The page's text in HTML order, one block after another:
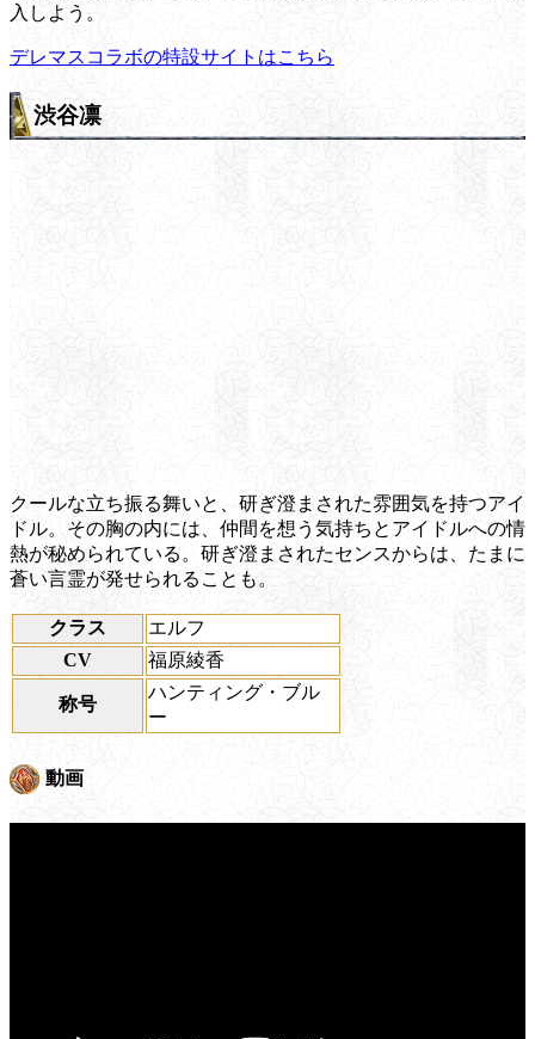
入しよう。
デレマスコラボの特設サイトはこちら
渋谷凛
クールな立ち振る舞いと、研ぎ澄まされた雰囲気を持つアイ
ドル。その胸の内には、仲間を想う気持ちとアイドルへの情
熱が秘められている。研ぎ澄まされたセンスからは、たまに
蒼い言霊が発せられることも。
クラス
エルフ
CV
福原綾香
称号
ハンティング・ブル
ー
動画